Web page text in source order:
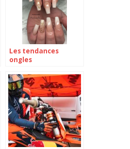
Les tendances
ongles
2022 : Ce qui va faire
fureur cette année